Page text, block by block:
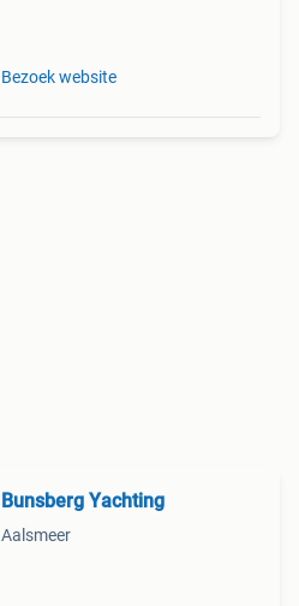
Bezoek website
Bunsberg Yachting
Aalsmeer